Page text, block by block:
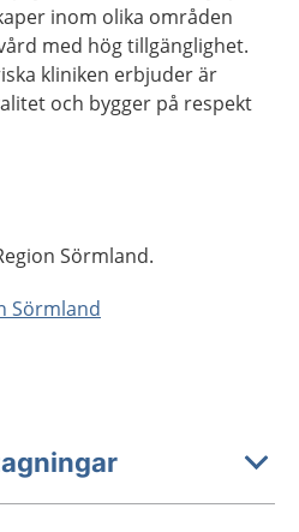
inom olika områden
med hög tillgänglighet.
kliniken erbjuder är
och bygger på respekt
Sörmland.
Sörmland